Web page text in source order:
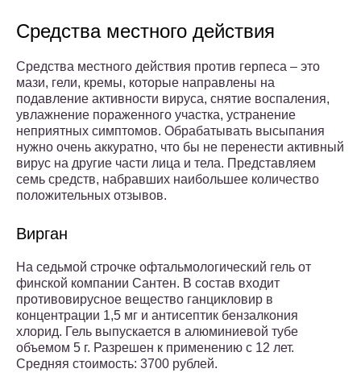
Средства местного действия
Средства местного действия против герпеса – это
мази, гели, кремы, которые направлены на
подавление активности вируса, снятие воспаления,
увлажнение пораженного участка, устранение
неприятных симптомов. Обрабатывать высыпания
нужно очень аккуратно, что бы не перенести активный
вирус на другие части лица и тела. Представляем
семь средств, набравших наибольшее количество
положительных отзывов.
Вирган
На седьмой строчке офтальмологический гель от
финской компании Сантен. В состав входит
противовирусное вещество ганцикловир в
концентрации 1,5 мг и антисептик бензалкония
хлорид. Гель выпускается в алюминиевой тубе
объемом 5 г. Разрешен к применению с 12 лет.
Средняя стоимость: 3700 рублей.